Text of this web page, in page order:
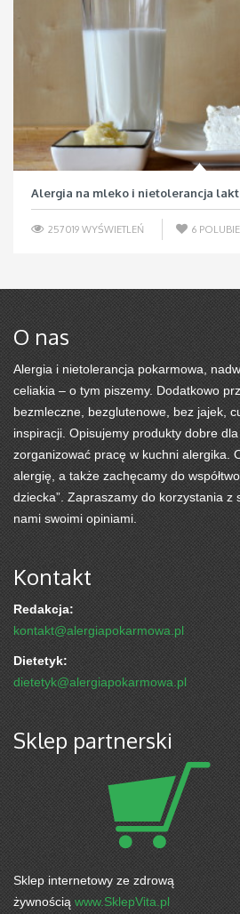
Alergia na mleko i nietolerancja
257019 WYŚWIETLEŃ 6
O nas
Alergia i nietolerancja pokarmowa,
celiakia – o tym piszemy. Dodatkowo
bezmleczne, bezglutenowe, bez jajek,
inspiracji. Opisujemy produkty dobre
zorganizować pracę w kuchni alergika.
alergię, a także zachęcamy do
dziecka”. Zapraszamy do korzystania z
nami swoimi opiniami.
Kontakt
Redakcja:
kontakt@alergiapokarmowa.pl
Dietetyk:
dietetyk@alergiapokarmowa.pl
Sklep partnerski
Sklep internetowy ze zdrową
żywnością www.SklepVita.pl